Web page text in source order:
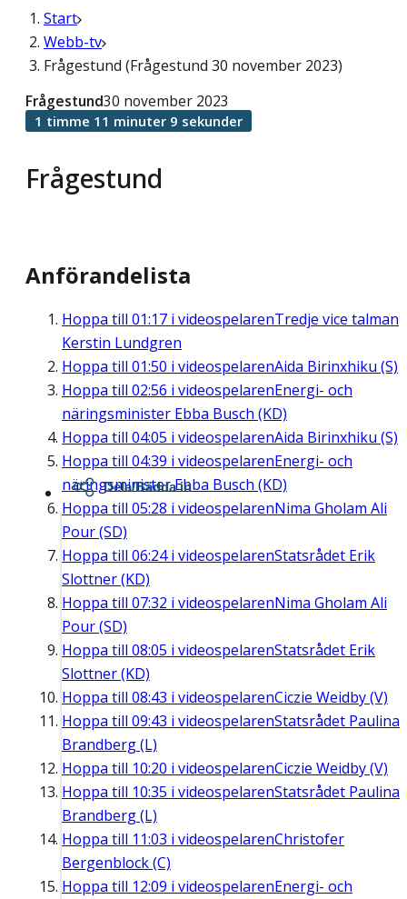
Start
Webb-tv
Frågestund (Frågestund 30 november 2023)
Frågestund
Frågestund30 november 2023
1 timme 11 minuter 9 sekunder
Anförandelista
Hoppa till 01:17 i videospelarenTredje vice talman
Kerstin Lundgren
Hoppa till 01:50 i videospelarenAida Birinxhiku (S)
Hoppa till 02:56 i videospelarenEnergi- och
näringsminister Ebba Busch (KD)
Hoppa till 04:05 i videospelarenAida Birinxhiku (S)
Hoppa till 04:39 i videospelarenEnergi- och
näringsminister Ebba Busch (KD)
Hoppa till 05:28 i videospelarenNima Gholam Ali
Pour (SD)
Hoppa till 06:24i videospelarenStatsrådet Erik
Slottner (KD)
Hoppa till 07:32 i videospelarenNima Gholam Ali
Pour (SD)
Hoppa till 08:05 i videospelarenStatsrådet Erik
Slottner (KD)
Hoppa till 08:43 i videospelarenCiczie Weidby (V)
Hoppa till 09:43 i videospelarenStatsrådet Paulina
Brandberg (L)
Hoppa till 10:20 i videospelarenCiczie Weidby (V)
Hoppa till 10:35 i videospelarenStatsrådet Paulina
Brandberg (L)
Hoppa till 11:03 i videospelarenChristofer
Bergenblock (C)
Hoppa till 12:09 i videospelarenEnergi- och
Dela/Bädda in